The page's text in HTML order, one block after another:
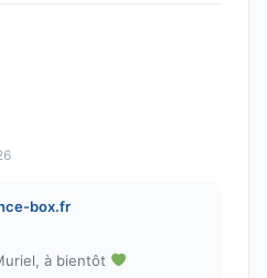
box.fr
à bientôt